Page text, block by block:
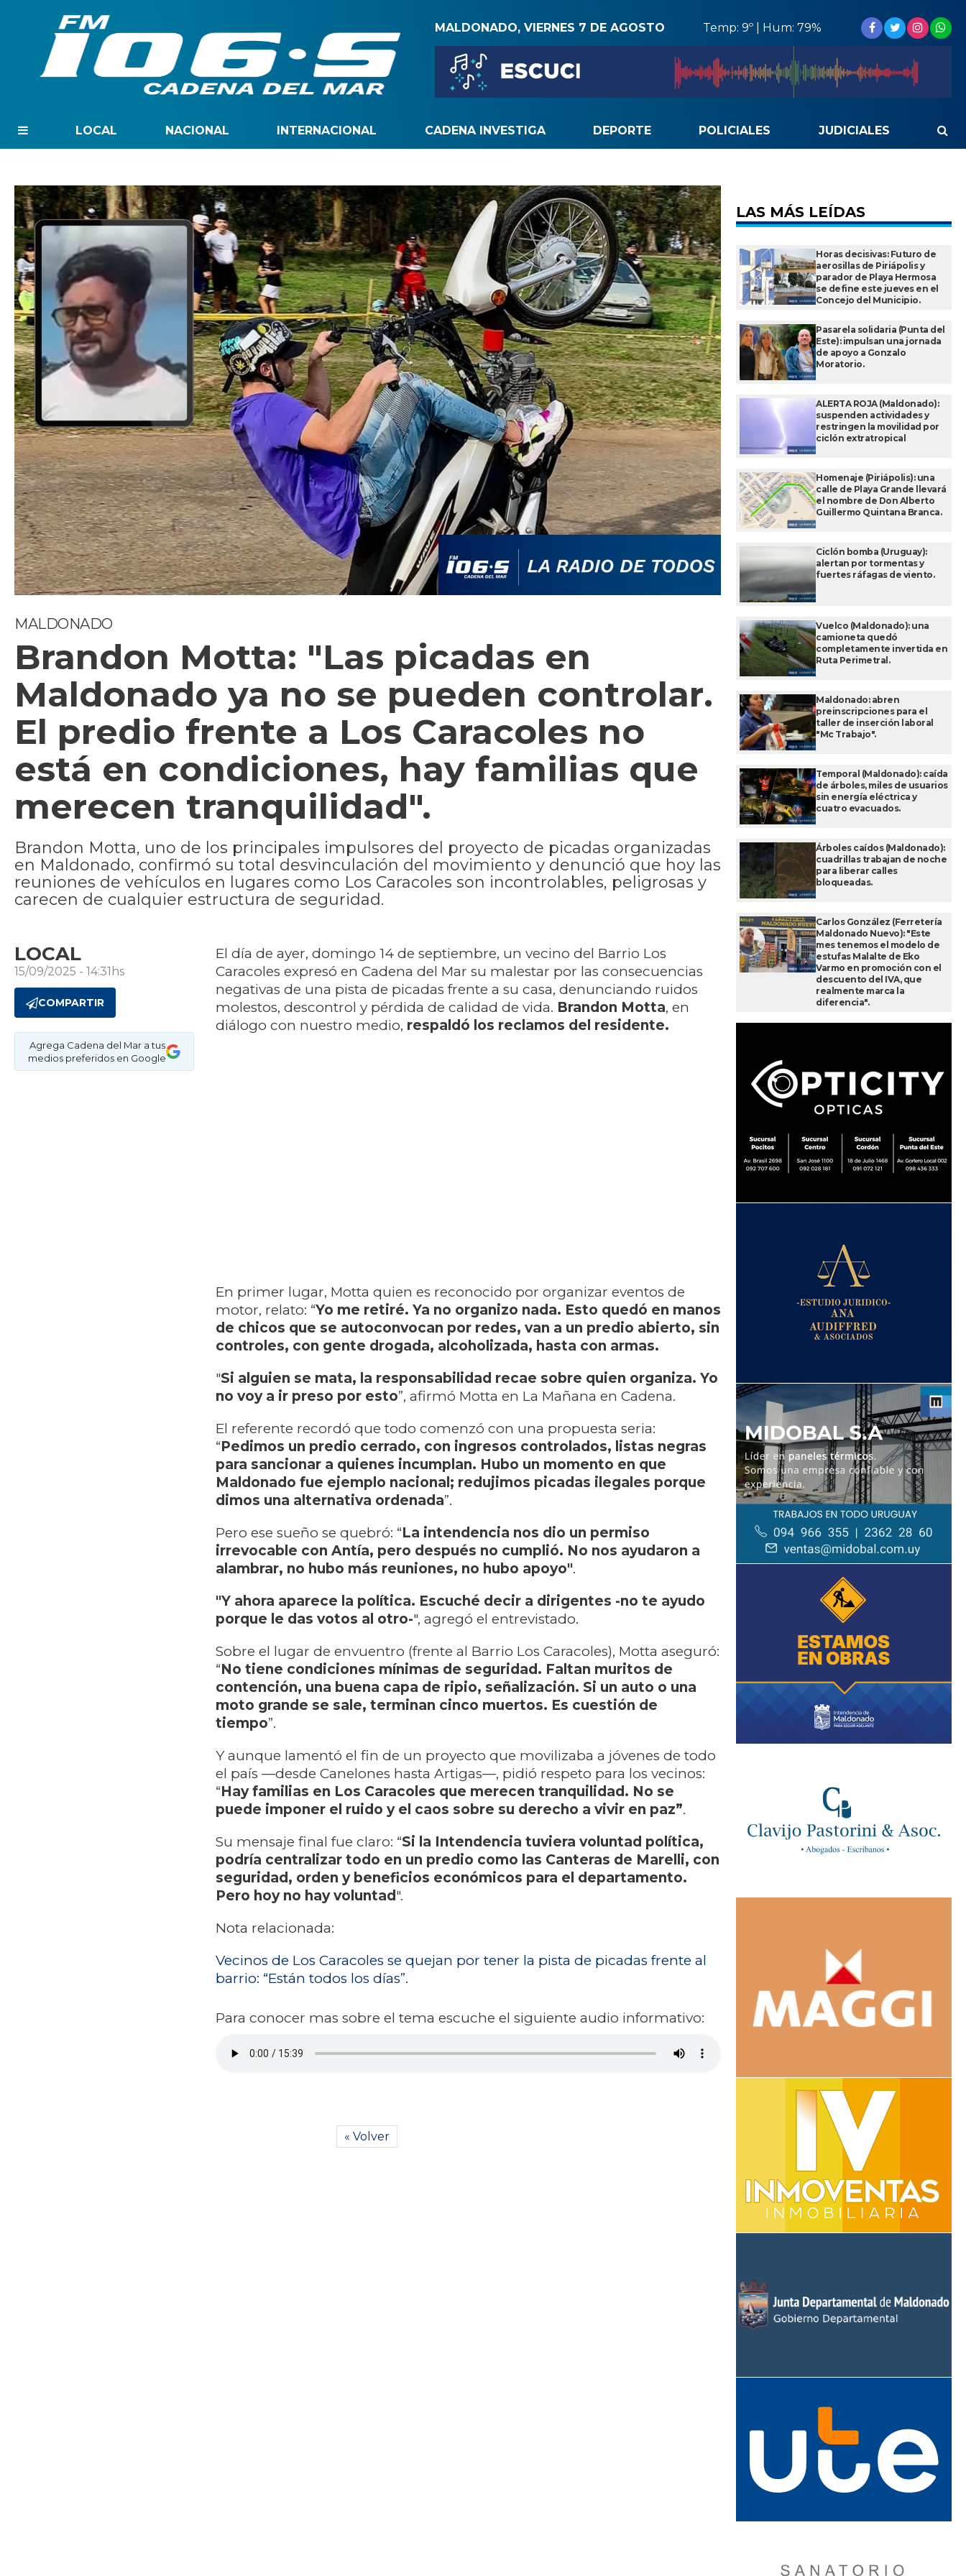
MALDONADO, VIERNES 7 DE AGOSTO Temp: 9º | Hum: 79%
LOCAL NACIONAL INTERNACIONAL CADENA INVESTIGA DEPORTE POLICIALES JUDICIALES
MALDONADO
Brandon Motta: "Las picadas en
Maldonado ya no se pueden controlar.
El predio frente a Los Caracoles no
está en condiciones, hay familias que
merecen tranquilidad".
Brandon Motta, uno de los principales impulsores del proyecto de picadas organizadas
en Maldonado, confirmó su total desvinculación del movimiento y denunció que hoy las
reuniones de vehículos en lugares como Los Caracoles son incontrolables, peligrosas y
carecen de cualquier estructura de seguridad.
LOCAL
15/09/2025 - 14:31hs
COMPARTIR
Agrega Cadena del Mar a tus
medios preferidos en Google
El día de ayer, domingo 14 de septiembre, un vecino del Barrio Los
Caracoles expresó en Cadena del Mar su malestar por las consecuencias
negativas de una pista de picadas frente a su casa, denunciando ruidos
molestos, descontrol y pérdida de calidad de vida. Brandon Motta, en
diálogo con nuestro medio, respaldó los reclamos del residente.
En primer lugar, Motta quien es reconocido por organizar eventos de
motor, relato: “Yo me retiré. Ya no organizo nada. Esto quedó en manos
de chicos que se autoconvocan por redes, van a un predio abierto, sin
controles, con gente drogada, alcoholizada, hasta con armas.
"Si alguien se mata, la responsabilidad recae sobre quien organiza. Yo
no voy a ir preso por esto”, afirmó Motta en La Mañana en Cadena.
El referente recordó que todo comenzó con una propuesta seria:
“Pedimos un predio cerrado, con ingresos controlados, listas negras
para sancionar a quienes incumplan. Hubo un momento en que
Maldonado fue ejemplo nacional; redujimos picadas ilegales porque
dimos una alternativa ordenada”.
Pero ese sueño se quebró: “La intendencia nos dio un permiso
irrevocable con Antía, pero después no cumplió. No nos ayudaron a
alambrar, no hubo más reuniones, no hubo apoyo".
"Y ahora aparece la política. Escuché decir a dirigentes -no te ayudo
porque le das votos al otro-", agregó el entrevistado.
Sobre el lugar de envuentro (frente al Barrio Los Caracoles), Motta aseguró:
“No tiene condiciones mínimas de seguridad. Faltan muritos de
contención, una buena capa de ripio, señalización. Si un auto o una
moto grande se sale, terminan cinco muertos. Es cuestión de
tiempo”.
Y aunque lamentó el fin de un proyecto que movilizaba a jóvenes de todo
el país —desde Canelones hasta Artigas—, pidió respeto para los vecinos:
“Hay familias en Los Caracoles que merecen tranquilidad. No se
puede imponer el ruido y el caos sobre su derecho a vivir en paz”.
Su mensaje final fue claro: “Si la Intendencia tuviera voluntad política,
podría centralizar todo en un predio como las Canteras de Marelli, con
seguridad, orden y beneficios económicos para el departamento.
Pero hoy no hay voluntad ".
Nota relacionada:
Vecinos de Los Caracoles se quejan por tener la pista de picadas frente al
barrio: “Están todos los días”.
Para conocer mas sobre el tema escuche el siguiente audio informativo:
« Volver
LAS MÁS LEÍDAS
Horas decisivas: Futuro de
aerosillas de Piriápolis y
parador de Playa Hermosa
se define este jueves en el
Concejo del Municipio.
Pasarela solidaria (Punta del
Este): impulsan una jornada
de apoyo a Gonzalo
Moratorio.
ALERTA ROJA (Maldonado):
suspenden actividades y
restringen la movilidad por
ciclón extratropical
Homenaje (Piriápolis): una
calle de Playa Grande llevará
el nombre de Don Alberto
Guillermo Quintana Branca.
Ciclón bomba (Uruguay):
alertan por tormentas y
fuertes ráfagas de viento.
Vuelco (Maldonado): una
camioneta quedó
completamente invertida en
Ruta Perimetral.
Maldonado: abren
preinscripciones para el
taller de inserción laboral
"Mc Trabajo".
Temporal (Maldonado): caída
de árboles, miles de usuarios
sin energía eléctrica y
cuatro evacuados.
Árboles caídos (Maldonado):
cuadrillas trabajan de noche
para liberar calles
bloqueadas.
Carlos González (Ferretería
Maldonado Nuevo): "Este
mes tenemos el modelo de
estufas Malalte de Eko
Varmo en promoción con el
descuento del IVA, que
realmente marca la
diferencia".